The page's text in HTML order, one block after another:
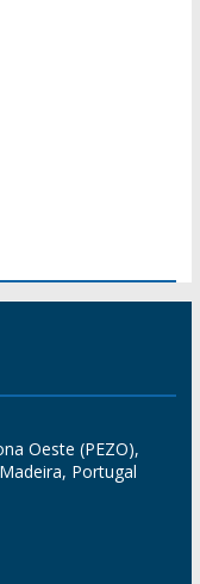
Oeste (PEZO),
Portugal